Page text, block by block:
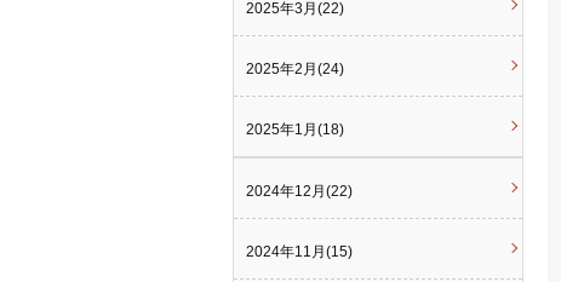
2025年3月(22)
2025年2月(24)
2025年1月(18)
2024年12月(22)
2024年11月(15)